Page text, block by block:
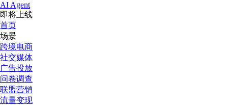
AI Agent
即将上线
首页
场景
跨境电商
社交媒体
广告投放
问卷调查
联盟营销
流量变现